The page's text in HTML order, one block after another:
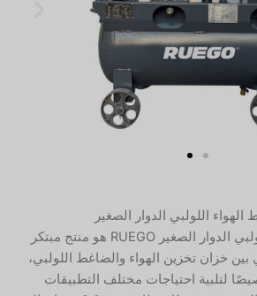
اللولبي الدوار الصغير
ضاغط الهواء اللولبي الدوار الصغير RUEGO هو منتج مبتكر
خزان تخزين الهواء والضاغط اللولبي،
لتلبية احتياجات مختلف التطبيقات